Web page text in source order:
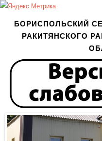
БОРИСПОЛЬСКИЙ
РАКИТЯНСКОГО